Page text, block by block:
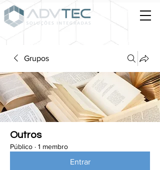
Grupos
Outros
Público · 1 membro
Entrar